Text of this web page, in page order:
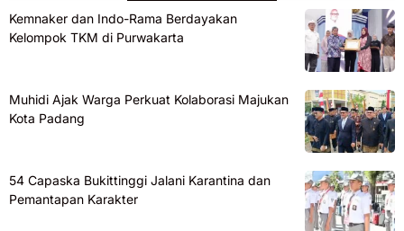
Kemnaker dan Indo-Rama Berdayakan
Kelompok TKM di Purwakarta
Muhidi Ajak Warga Perkuat Kolaborasi Majukan
Kota Padang
54 Capaska Bukittinggi Jalani Karantina dan
Pemantapan Karakter